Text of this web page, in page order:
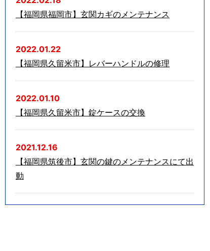
【福岡県福岡市】玄関カギのメンテナンス
2022.01.22
【福岡県久留米市】レバーハンドルの修理
2022.01.10
【福岡県久留米市】錠ケースの交換
2021.12.16
【福岡県筑後市】玄関の鍵のメンテナンスにて出
動